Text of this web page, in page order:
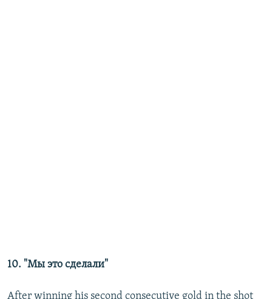
10. "Мы это сделали"
After winning his second consecutive gold in the shot